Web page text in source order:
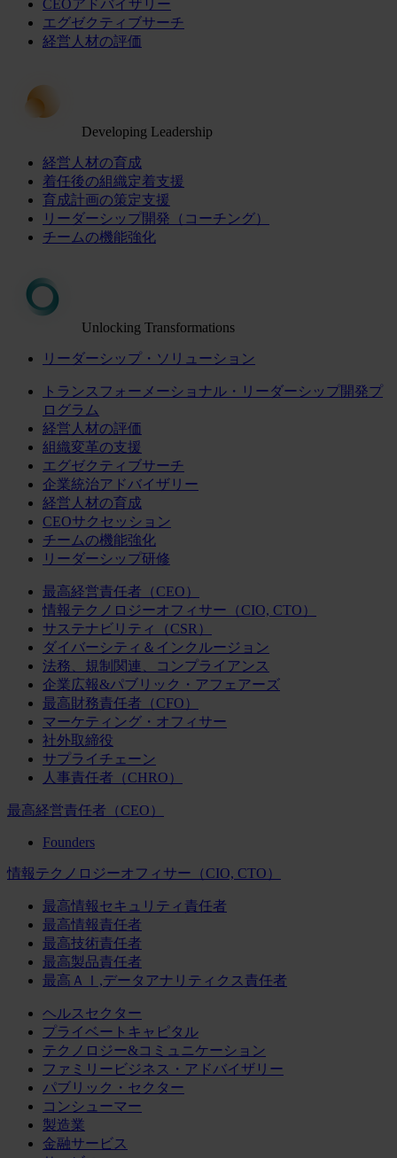
CEOアドバイザリー
エグゼクティブサーチ
経営人材の評価
Developing Leadership
経営人材の育成
着任後の組織定着支援
育成計画の策定支援
リーダーシップ開発（コーチング）
チームの機能強化
Unlocking Transformations
リーダーシップ・ソリューション
トランスフォーメーショナル・リーダーシップ開発プ
ログラム
経営人材の評価
組織変革の支援
エグゼクティブサーチ
企業統治アドバイザリー
経営人材の育成
CEOサクセッション
チームの機能強化
リーダーシップ研修
最高経営責任者（CEO）
情報テクノロジーオフィサー（CIO, CTO）
サステナビリティ（CSR）
ダイバーシティ＆インクルージョン
法務、規制関連、コンプライアンス
企業広報&パブリック・アフェアーズ
最高財務責任者（CFO）
マーケティング・オフィサー
社外取締役
サプライチェーン
人事責任者（CHRO）
最高経営責任者（CEO）
Founders
情報テクノロジーオフィサー（CIO, CTO）
最高情報セキュリティ責任者
最高情報責任者
最高技術責任者
最高製品責任者
最高ＡＩ,データアナリティクス責任者
ヘルスセクター
プライベートキャピタル
テクノロジー&コミュニケーション
ファミリービジネス・アドバイザリー
パブリック・セクター
コンシューマー
製造業
金融サービス